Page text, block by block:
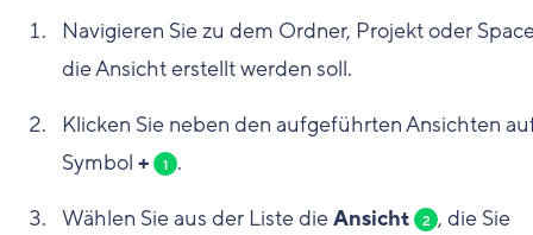
Navigieren Sie zu dem Ordner, Projekt oder
die Ansicht erstellt werden soll.
Klicken Sie neben den aufgeführten Ansichten
Symbol + 1 .
Wählen Sie aus der Liste dieAnsicht 2 , die Sie